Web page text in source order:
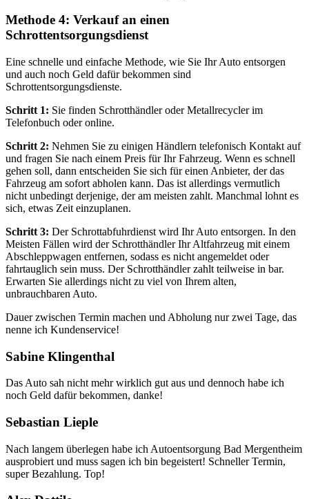
Methode 4: Verkauf an einen
Schrottentsorgungsdienst
Eine schnelle und einfache Methode, wie Sie Ihr Auto entsorgen
und auch noch Geld dafür bekommen sind
Schrottentsorgungsdienste.
Schritt 1: Sie finden Schrotthändler oder Metallrecycler im
Telefonbuch oder online.
Schritt 2: Nehmen Sie zu einigen Händlern telefonisch Kontakt auf
und fragen Sie nach einem Preis für Ihr Fahrzeug. Wenn es schnell
gehen soll, dann entscheiden Sie sich für einen Anbieter, der das
Fahrzeug am sofort abholen kann. Das ist allerdings vermutlich
nicht unbedingt derjenige, der am meisten zahlt. Manchmal lohnt es
sich, etwas Zeit einzuplanen.
Schritt 3: Der Schrottabfuhrdienst wird Ihr Auto entsorgen. In den
Meisten Fällen wird der Schrotthändler Ihr Altfahrzeug mit einem
Abschleppwagen entfernen, sodass es nicht angemeldet oder
fahrtauglich sein muss. Der Schrotthändler zahlt teilweise in bar.
Erwarten Sie allerdings nicht zu viel von Ihrem alten,
unbrauchbaren Auto.
Dauer zwischen Termin machen und Abholung nur zwei Tage, das
nenne ich Kundenservice!
Sabine Klingenthal
Das Auto sah nicht mehr wirklich gut aus und dennoch habe ich
noch Geld dafür bekommen, danke!
Sebastian Lieple
Nach langem überlegen habe ich Autoentsorgung Bad Mergentheim
ausprobiert und muss sagen ich bin begeistert! Schneller Termin,
super Bezahlung. Top!